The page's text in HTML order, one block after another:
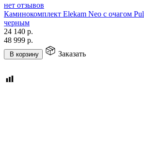
нет отзывов
Каминокомплект Elekam Neo с очагом
черным
24 140 р.
48 999 р.
В корзину Заказать